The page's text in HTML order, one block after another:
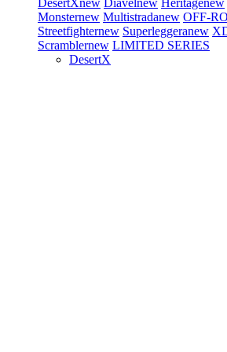
DesertXnew Diavelnew Heritagenew
Monsternew Multistradanew OFF-
Streetfighternew Superleggeranew
Scramblernew LIMITED SERIES
DesertX